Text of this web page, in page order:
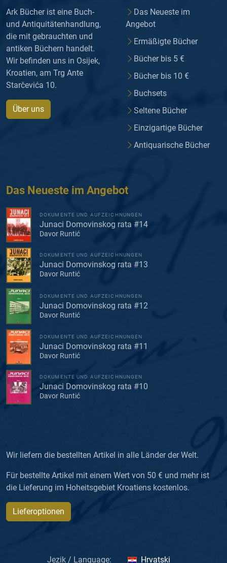
Ark Bücher ist eine Buch-
und Antiquitätenhandlung,
die mit gebrauchten und
antiken Büchern handelt.
Wir befinden uns in Osijek,
Kroatien, am Trg Ante
Starčevića 10.
Über uns
Das Neueste im
Angebot
Ermäßigte Bücher
Bücher bis 5 €
Bücher bis 10 €
Buchsets
Seltene Bücher
Einzigartige Bücher
Antiquarische Bücher
Das Neueste im Angebot
DOKUMENTE UND AUFZEICHNUNGEN
Junaci Domovinskog rata #14
Davor Runtić
DOKUMENTE UND AUFZEICHNUNGEN
Junaci Domovinskog rata #13
Davor Runtić
DOKUMENTE UND AUFZEICHNUNGEN
Junaci Domovinskog rata #12
Davor Runtić
DOKUMENTE UND AUFZEICHNUNGEN
Junaci Domovinskog rata #11
Davor Runtić
DOKUMENTE UND AUFZEICHNUNGEN
Junaci Domovinskog rata #10
Davor Runtić
Wir liefern die bestellten Artikel in alle Länder der Welt.
Für bestellte Artikel mit einem Wert von 50 € und mehr ist
die Lieferung im Hoheitsgebiet Kroatiens kostenlos.
Lieferoptionen
Jezik / Language: Hrvatski